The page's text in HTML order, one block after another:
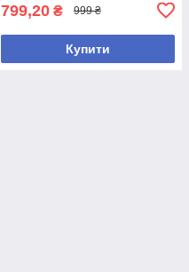
799,20 ₴ 999 ₴
Купити